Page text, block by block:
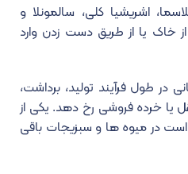
اشریشیا کلی، سالمونلا و
خاک یا از طریق دست زدن وارد
طول فرآیند تولید، برداشت،
یا خرده فروشی رخ دهد. یکی از
در میوه ها و سبزیجات باقی